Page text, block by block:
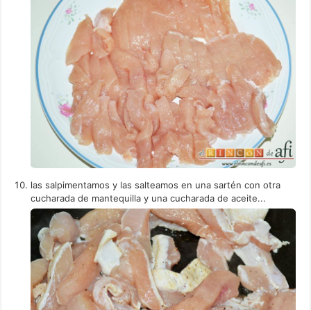
las salpimentamos y las salteamos en una sartén con otra
cucharada de mantequilla y una cucharada de aceite...